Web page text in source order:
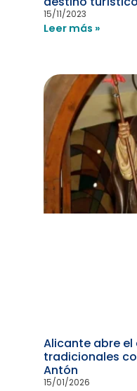
15/11/2023
Leer más »
Alicante abre
tradicionales
Antón
15/01/2026